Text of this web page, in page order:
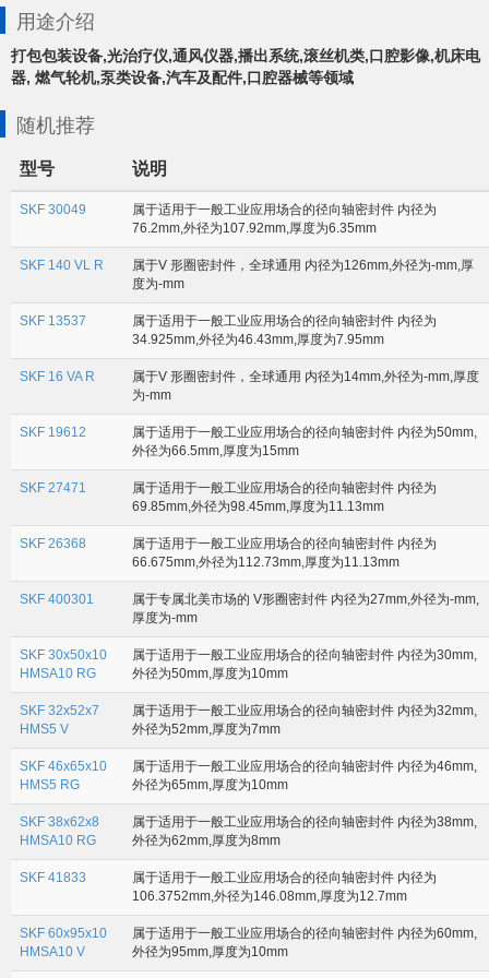
用途介绍
打包包装设备,光治疗仪,通风仪器,播出系统,滚丝机类,口腔影像,机床电
器, 燃气轮机,泵类设备,汽车及配件,口腔器械等领域
随机推荐
型号 说明
SKF 30049
属于适用于一般工业应用场合的径向轴密封件 内径为
76.2mm,外径为107.92mm,厚度为6.35mm
SKF 140 VL R
属于V 形圈密封件，全球通用 内径为126mm,外径为-mm,厚
度为-mm
SKF 13537
属于适用于一般工业应用场合的径向轴密封件 内径为
34.925mm,外径为46.43mm,厚度为7.95mm
SKF 16 VA R
属于V 形圈密封件，全球通用 内径为14mm,外径为-mm,厚度
为-mm
SKF 19612
属于适用于一般工业应用场合的径向轴密封件 内径为50mm,
外径为66.5mm,厚度为15mm
SKF 27471
属于适用于一般工业应用场合的径向轴密封件 内径为
69.85mm,外径为98.45mm,厚度为11.13mm
SKF 26368
属于适用于一般工业应用场合的径向轴密封件 内径为
66.675mm,外径为112.73mm,厚度为11.13mm
SKF 400301
属于专属北美市场的 V形圈密封件 内径为27mm,外径为-mm,
厚度为-mm
SKF 30x50x10
HMSA10 RG
属于适用于一般工业应用场合的径向轴密封件 内径为30mm,
外径为50mm,厚度为10mm
SKF 32x52x7
HMS5 V
属于适用于一般工业应用场合的径向轴密封件 内径为32mm,
外径为52mm,厚度为7mm
SKF 46x65x10
HMS5 RG
属于适用于一般工业应用场合的径向轴密封件 内径为46mm,
外径为65mm,厚度为10mm
SKF 38x62x8
HMSA10 RG
属于适用于一般工业应用场合的径向轴密封件 内径为38mm,
外径为62mm,厚度为8mm
SKF 41833
属于适用于一般工业应用场合的径向轴密封件 内径为
106.3752mm,外径为146.08mm,厚度为12.7mm
SKF 60x95x10
HMSA10 V
属于适用于一般工业应用场合的径向轴密封件 内径为60mm,
外径为95mm,厚度为10mm